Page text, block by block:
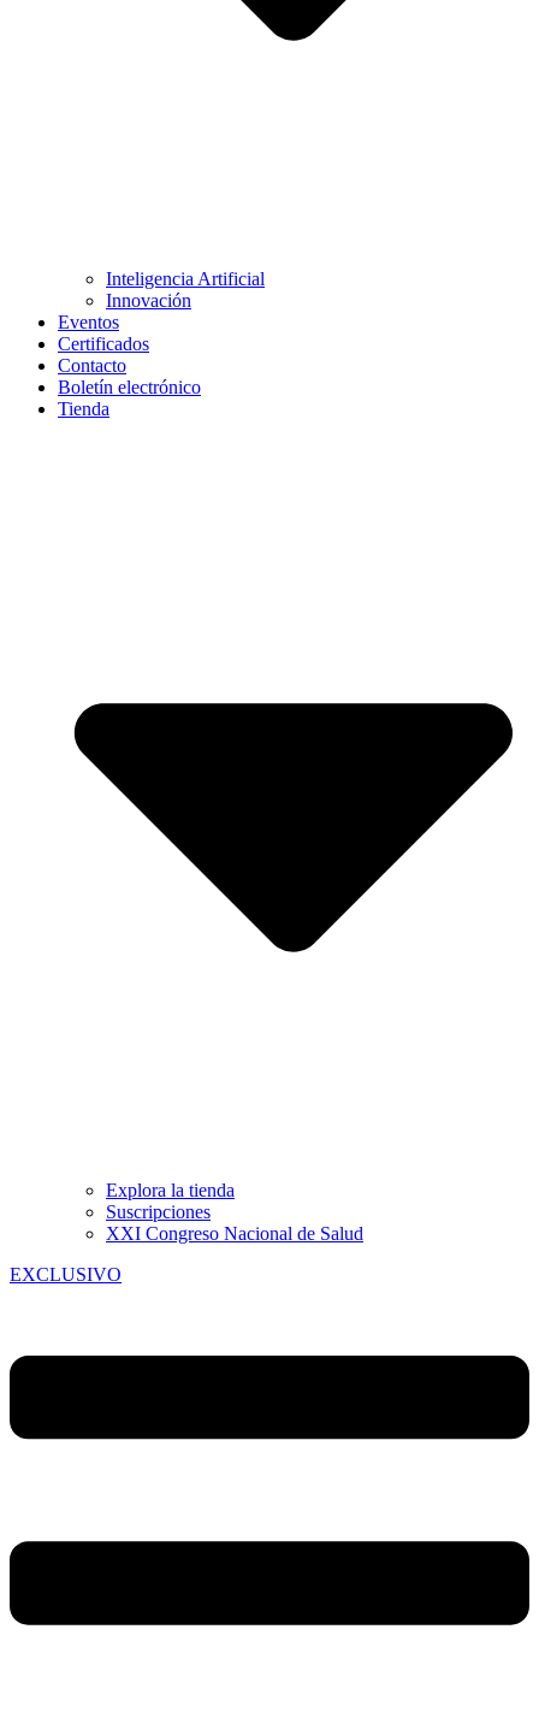
Inteligencia Artificial
Innovación
Eventos
Certificados
Contacto
Boletín electrónico
Tienda
Explora la tienda
Suscripciones
XXI Congreso Nacional de Salud
EXCLUSIVO